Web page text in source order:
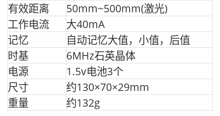
有效距离
50mm~500mm(激光)
工作电流
大40mA
记忆
自动记忆大值，小值，后值
时基
6MHz石英晶体
电源
1.5v电池3个
尺寸
约130×70×29mm
重量
约132g